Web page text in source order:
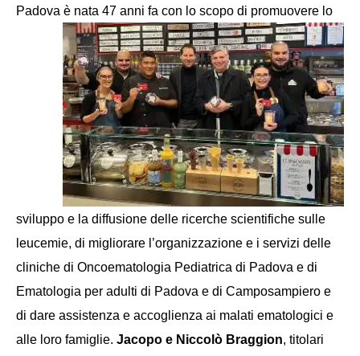
Padova è nata 47 anni fa con lo scopo di promuovere lo
sviluppo e la diffusione delle ricerche scientifiche sulle
leucemie, di migliorare l’organizzazione e i servizi delle
cliniche di Oncoematologia Pediatrica di Padova e di
Ematologia per adulti di Padova e di Camposampiero e
di dare assistenza e accoglienza ai malati ematologici e
alle loro famiglie. Jacopo e Niccolò Braggion, titolari